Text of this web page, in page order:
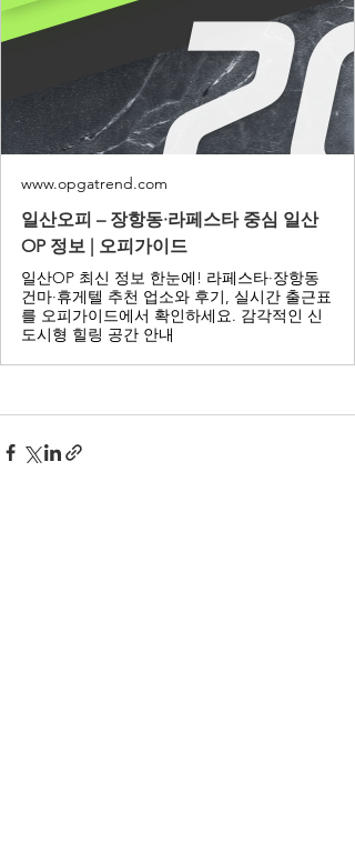
www.opgatrend.com
일산오피 – 장항동·라페스타 중심 일산
OP 정보 | 오피가이드
일산OP 최신 정보 한눈에! 라페스타·장항동
건마·휴게텔 추천 업소와 후기, 실시간 출근표
를 오피가이드에서 확인하세요. 감각적인 신
도시형 힐링 공간 안내